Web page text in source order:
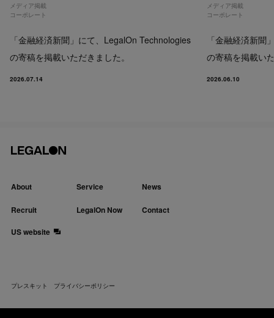
メディア掲載
コーポレート
「金融経済新聞」にて、LegalOn Technologies
の寄稿を掲載いただきました。
2026.07.14
メディア掲載
コーポレート
「金融経済新聞
の寄稿を掲載い
2026.06.10
About Service News
Recruit LegalOn Now
Contact
US website
プレスキット プライバシーポリシー